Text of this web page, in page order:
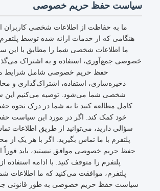
سیاست حفظ حریم خصوصی
ما به حفاظت از اطلاعات شخصی کاربران
هنگامی که از خدمات ارائه شده توسط پلتفرم
ما اطلاعات شخصی شما را مطابق با این
خصوصی جمع‌آوری، استفاده و به اشتراک
حفظ حریم خصوصی شامل شرایط ما
ذخیره‌سازی، استفاده، اشتراک‌گذاری و
شخصی شما می‌شود. توصیه می‌کنیم این
کامل مطالعه کنید تا به شما در درک
خود کمک کند. اگر در مورد این سیاست
سؤالی دارید، می‌توانید از طریق اطلاعات
پلتفرم با ما تماس بگیرید. اگر با هر یک از
حفظ حریم خصوصی موافق نیستید، باید فوراً
پلتفرم را متوقف کنید. با ادامه
پلتفرم، موافقت می‌کنید که ما اطلاعات
سیاست حفظ حریم خصوصی به طور قانونی